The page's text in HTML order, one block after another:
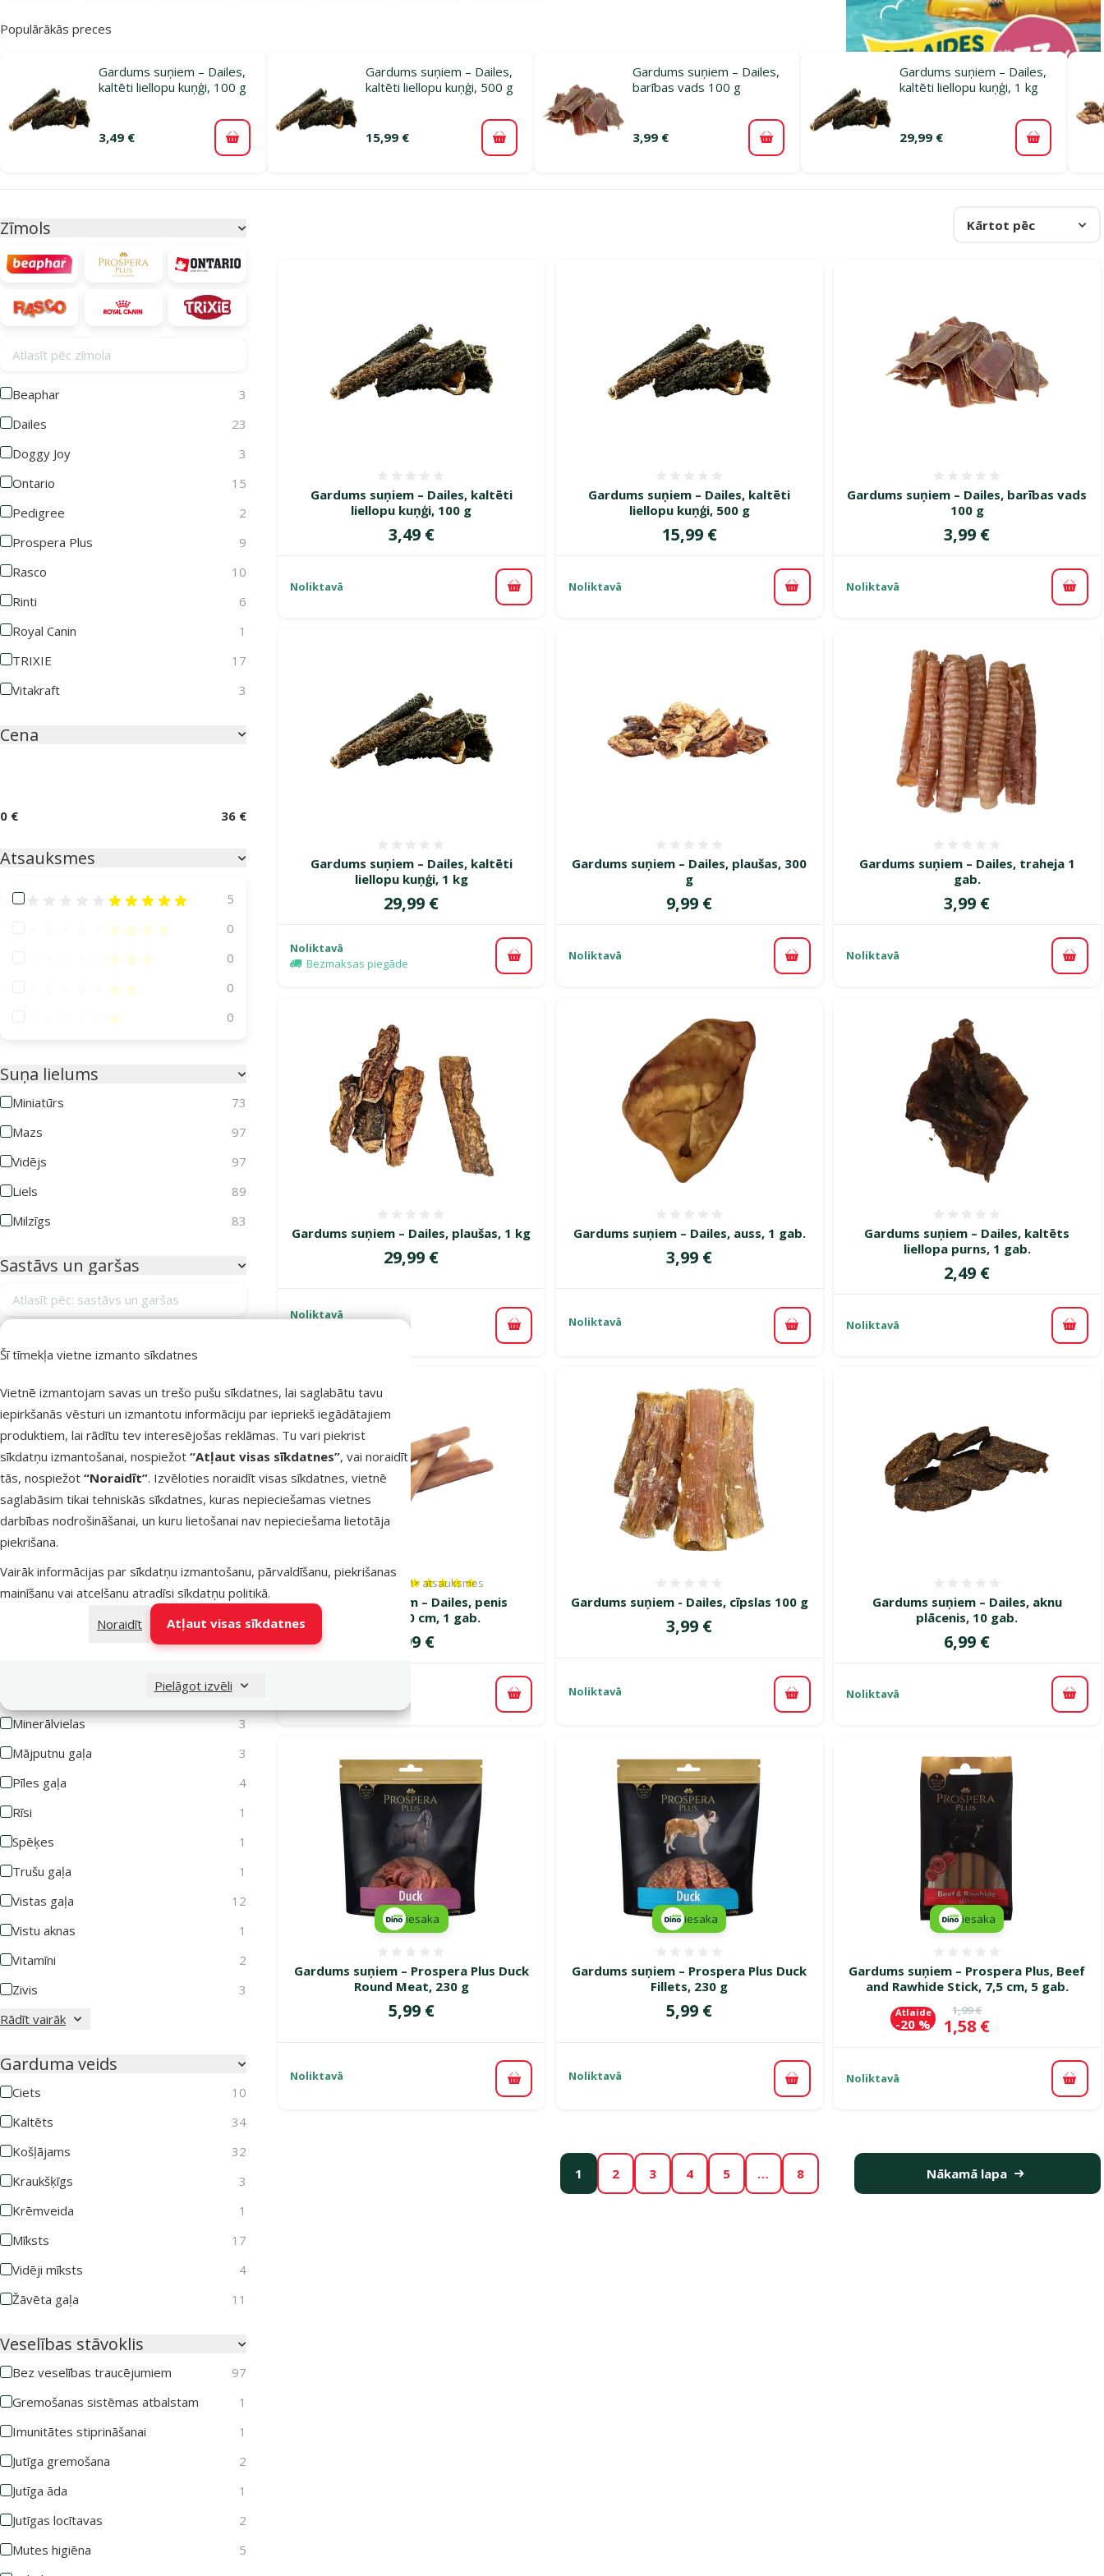
Šī tīmekļa vietne izmanto sīkdatnes
Vietnē izmantojam savas un trešo pušu sīkdatnes, lai saglabātu tavu
iepirkšanās vēsturi un izmantotu informāciju par iepriekš iegādātajiem
produktiem, lai rādītu tev interesējošas reklāmas. Tu vari piekrist
sīkdatņu izmantošanai, nospiežot “Atļaut visas sīkdatnes”, vai noraidīt
tās, nospiežot “Noraidīt”. Izvēloties noraidīt visas sīkdatnes, vietnē
saglabāsim tikai tehniskās sīkdatnes, kuras nepieciešamas vietnes
darbības nodrošināšanai, un kuru lietošanai nav nepieciešama lietotāja
piekrišana.
Vairāk informācijas par sīkdatņu izmantošanu, pārvaldīšanu, piekrišanas
mainīšanu vai atcelšanu atradīsi sīkdatņu politikā.
Noraidīt
Atļaut visas sīkdatnes
Pielāgot izvēli
Populārākās preces
Gardums suņiem – Dailes,
kaltēti liellopu kuņģi, 100 g
3,49 € Pievienot grozam
Gardums suņiem – Dailes,
kaltēti liellopu kuņģi, 500 g
15,99 € Pievienot grozam
Gardums suņiem – Dailes,
barības vads 100 g
3,99 € Pievienot grozam
Gardums suņiem – Dailes,
kaltēti liellopu kuņģi, 1 kg
29,99 € Pievienot
Zīmols
Atlasīt pēc zīmola
Beaphar
3
Dailes
23
Doggy Joy
3
Ontario
15
Pedigree
2
Prospera Plus
9
Rasco
10
Rinti
6
Royal Canin
1
TRIXIE
17
Vitakraft
3
Cena
0 € 36 €
Atsauksmes
Atsauksmes 100%
5
Atsauksmes 80%
0
Atsauksmes 60%
0
Atsauksmes 40%
0
Atsauksmes 20%
0
Suņa lielums
Miniatūrs
73
Mazs
97
Vidējs
97
Liels
89
Milzīgs
83
Sastāvs un garšas
Atlasīt pēc: sastāvs un garšas
Bez graudiem
1
Bifeļāda
10
Gaļa
4
Graudi
4
Jēra gaļa
8
Kolagēns
Lasis
2
2
Minerālvielas
3
Mājputnu gaļa
3
Pīles gaļa
4
Rīsi
1
Spēķes
1
Trušu gaļa
1
Vistas gaļa
12
Vistu aknas
1
Vitamīni
2
Zivis
3
Rādīt vairāk
Garduma veids
Ciets
10
Kaltēts
34
Košļājams
32
Kraukšķīgs
3
Krēmveida
1
Mīksts
17
Vidēji mīksts
4
Žāvēta gaļa
11
Veselības stāvoklis
Bez veselības traucējumiem
97
Gremošanas sistēmas atbalstam
1
Imunitātes stiprināšanai
1
Jutīga gremošana
2
Jutīga āda
1
Jutīgas locītavas
2
Mutes higiēna
5
Kārtot pēc
Gardums suņiem – Dailes, kaltēti
liellopu kuņģi, 100 g
Cena
3,49 €
Noliktavā Pievienot grozam
Gardums suņiem – Dailes, kaltēti
liellopu kuņģi, 500 g
Cena
15,99 €
Noliktavā Pievienot grozam
Gardums suņiem – Dailes, barības vads
100 g
Cena
3,99 €
Noliktavā
Gardums suņiem – Dailes, kaltēti
liellopu kuņģi, 1 kg
Cena
29,99 €
Noliktavā
Bezmaksas piegāde
Pievienot grozam
Gardums suņiem – Dailes, plaušas, 300
g
Cena
9,99 €
Noliktavā Pievienot grozam
Gardums suņiem – Dailes, traheja 1
gab.
Cena
3,99 €
Noliktavā
Gardums suņiem – Dailes, plaušas, 1 kg
Cena
29,99 €
Noliktavā
Bezmaksas piegāde
Pievienot grozam
Gardums suņiem – Dailes, auss, 1 gab.
Cena
3,99 €
Noliktavā
Pievienot grozam
Gardums suņiem – Dailes, kaltēts
liellopa purns, 1 gab.
Cena
2,49 €
Noliktavā
Gardums suņiem – Dailes, penis
(kaltēts) 10 cm, 1 gab.
Atsauksmes 100%, reitingu skaits: 1
1× atsauksmes
Cena
3,99 €
Pievienot grozam
Gardums suņiem - Dailes, cīpslas 100 g
Cena
3,99 €
Noliktavā
Pievienot grozam
Gardums suņiem – Dailes, aknu
plācenis, 10 gab.
Cena
6,99 €
Noliktavā
Gardums suņiem – Prospera Plus Duck
Round Meat, 230 g
Cena
5,99 €
iesaka
Noliktavā
Pievienot grozam
Gardums suņiem – Prospera Plus Duck
Fillets, 230 g
Cena
5,99 €
iesaka
Noliktavā
Pievienot grozam
Gardums suņiem – Prospera Plus, Beef
and Rawhide Stick, 7,5 cm, 5 gab.
Oriģinālā cena
1,99 €
Cena
1,58 €
Atlaide
-20 %
iesaka
Noliktavā
1 2 3 4 5 … 8 Nākamā lapa